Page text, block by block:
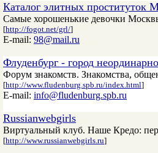
Каталог элитных проституток
Самые хорошенькие девочки
[http://fogot.net/grl/]
E-mail: 98@mail.ru
Флуденбург - город
Форум знакомств. Знакомства,
[http://www.fludenburg.spb.ru/index.html]
E-mail: info@fludenburg.spb.ru
Russianwebgirls
Виртуальный клуб. Наше Кредо:
[http://www.russianwebgirls.ru]